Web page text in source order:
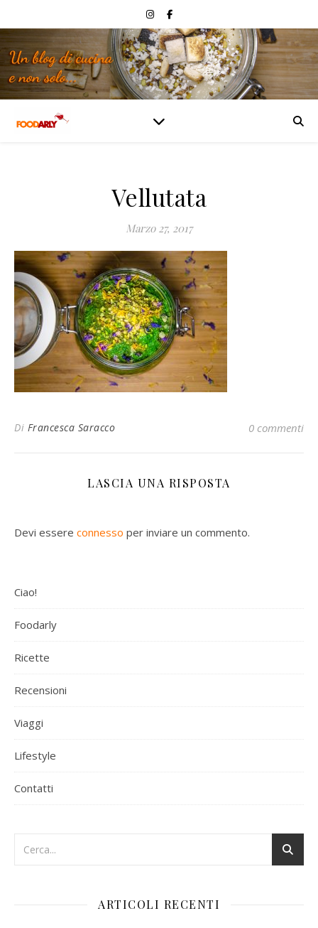
Vellutata
Marzo 27, 2017
Di Francesca Saracco 0 commenti
LASCIA UNA RISPOSTA
Devi essere connesso per inviare un commento.
Ciao!
Foodarly
Ricette
Recensioni
Viaggi
Lifestyle
Contatti
ARTICOLI RECENTI